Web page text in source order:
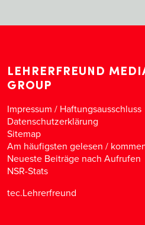
LEHRERFREUND
GROUP
Impressum / Haftungsausschluss
Datenschutzerklärung
Sitemap
Am häufigsten gelesen /
Neueste Beiträge nach Aufrufen
NSR-Stats
tec.Lehrerfreund